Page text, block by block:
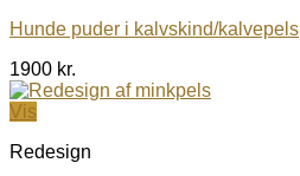
Hunde puder i kalvskind/kalvepels
1900 kr.
Vis
Redesign